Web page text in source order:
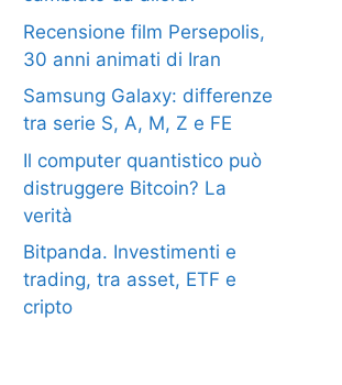
Recensione film Persepolis,
30 anni animati di Iran
Samsung Galaxy: differenze
tra serie S, A, M, Z e FE
Il computer quantistico può
distruggere Bitcoin? La
verità
Bitpanda. Investimenti e
trading, tra asset, ETF e
cripto